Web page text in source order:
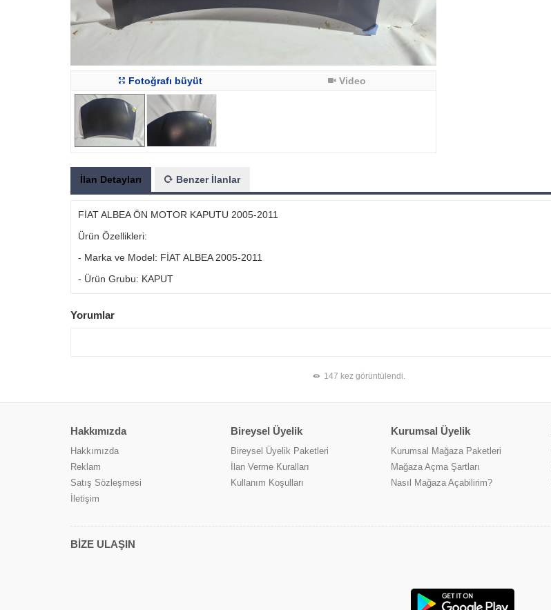
Fotoğrafı büyüt Video
İlan Detayları Benzer İlanlar
FİAT ALBEA ÖN MOTOR KAPUTU 2005-2011
Ürün Özellikleri:
- Marka ve Model: FİAT ALBEA 2005-2011
- Ürün Grubu: KAPUT
Yorumlar
147 kez görüntülendi.
Hakkımızda
Hakkımızda
Reklam
Satış Sözleşmesi
İletişim
Bireysel Üyelik
Bireysel Üyelik Paketleri
İlan Verme Kuralları
Kullanım Koşulları
Kurumsal Üyelik
Kurumsal Mağaza Paketleri
Mağaza Açma Şartları
Nasıl Mağaza Açabilirim?
BİZE ULAŞIN